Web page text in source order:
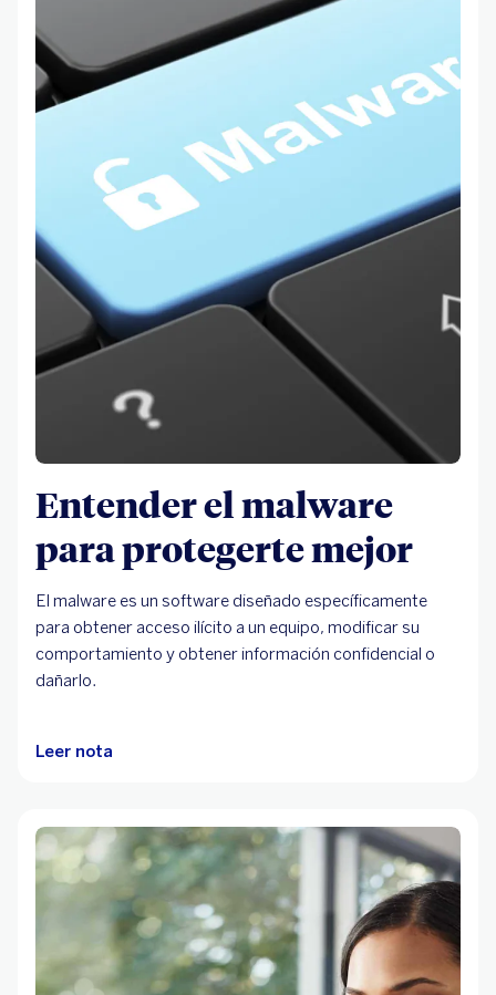
Entender el malware
para protegerte mejor
El malware es un software diseñado específicamente
para obtener acceso ilícito a un equipo, modificar su
comportamiento y obtener información confidencial o
dañarlo.
Leer nota